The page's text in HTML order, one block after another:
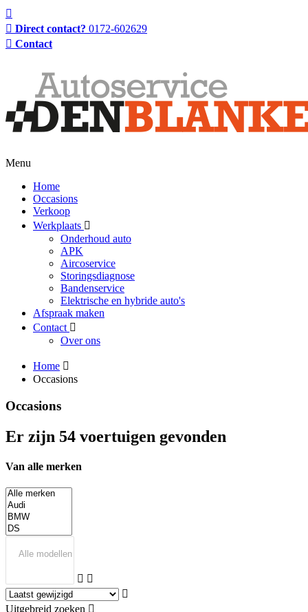
Direct contact? 0172-602629
Contact
Menu
Home
Occasions
Verkoop
Werkplaats
Onderhoud auto
APK
Aircoservice
Storingsdiagnose
Bandenservice
Elektrische en hybride auto's
Afspraak maken
Contact
Over ons
Home
Occasions
Occasions
Er zijn 54 voertuigen gevonden
Van alle merken
Uitgebreid zoeken